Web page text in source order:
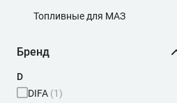
Топливные для МАЗ
Бренд
D
DIFA (1)